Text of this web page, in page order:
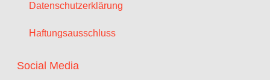
Datenschutzerklärung
Haftungsausschluss
Social Media